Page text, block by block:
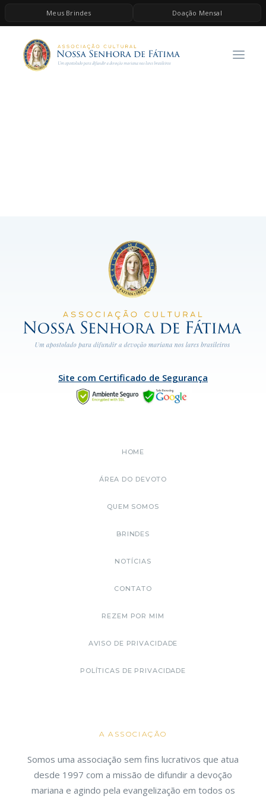
Meus Brindes Doação Mensal
HOME
A ASSOCIAÇÃO
Site com Certificado de Segurança
HOME
ÁREA DO DEVOTO
QUEM SOMOS
BRINDES
NOTÍCIAS
CONTATO
REZEM POR MIM
AVISO DE PRIVACIDADE
POLÍTICAS DE PRIVACIDADE
A ASSOCIAÇÃO
Somos uma associação sem fins lucrativos que atua
desde 1997 com a missão de difundir a devoção
mariana e agindo pela evangelização em todos os